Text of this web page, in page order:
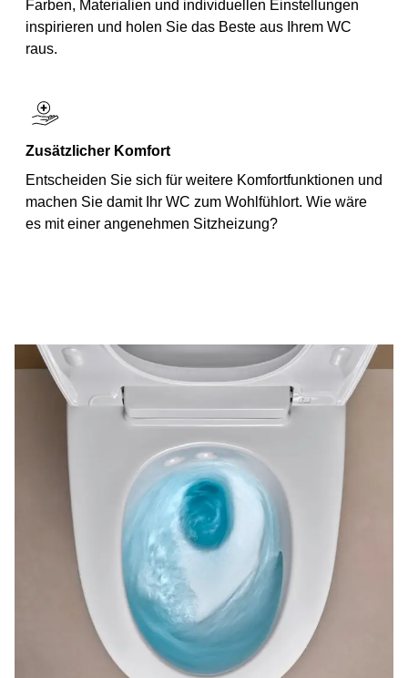
Farben, Materialien und individuellen Einstellungen
inspirieren und holen Sie das Beste aus Ihrem WC
raus.
Zusätzlicher Komfort
Entscheiden Sie sich für weitere Komfortfunktionen und
machen Sie damit Ihr WC zum Wohlfühlort. Wie wäre